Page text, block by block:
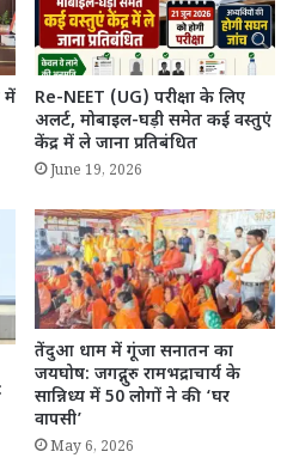
में
Re-NEET (UG) परीक्षा के लिए
अलर्ट, मोबाइल-घड़ी समेत कई वस्तुएं
केंद्र में ले जाना प्रतिबंधित
June 19, 2026
तेंदुआ धाम में गूंजा सनातन का
जयघोष: जगद्गुरु रामभद्राचार्य के
सान्निध्य में 50 लोगों ने की ‘घर
वापसी’
May 6, 2026